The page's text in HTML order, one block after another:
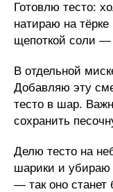
Готовлю тесто:
натираю на
щепоткой соли —
В отдельной
Добавляю эту
тесто в шар.
сохранить
Делю тесто на
шарики и убираю
— так оно станет